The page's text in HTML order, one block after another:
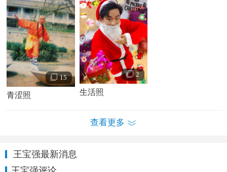
的衣服都是他哥哥姐姐穿剩下的。王宝强因为看了
《少林寺》，才萌发了想要演电影的想法。
15
青涩照
2
生活照
查看更多
王宝强最新消息